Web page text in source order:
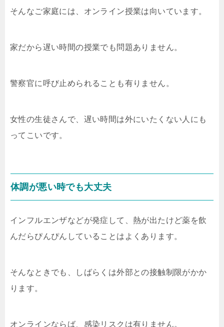
そんなご家庭には、オンライン授業は向いています。
家だから遅い時間の授業でも問題ありません。
警察官に呼び止められることも有りません。
女性の生徒さんで、遅い時間は外にいたくない人にも
ってこいです。
体調が悪い時でも大丈夫
インフルエンザなどが発症して、熱が出たけど薬を飲
んだらぴんぴんしていることはよくあります。
そんなときでも、しばらくは外部との接触制限がかか
ります。
オンラインならば、感染リスクは有りません。